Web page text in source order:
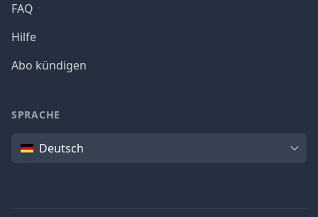
FAQ
Hilfe
Abo kündigen
SPRACHE
SpracheDeutsch